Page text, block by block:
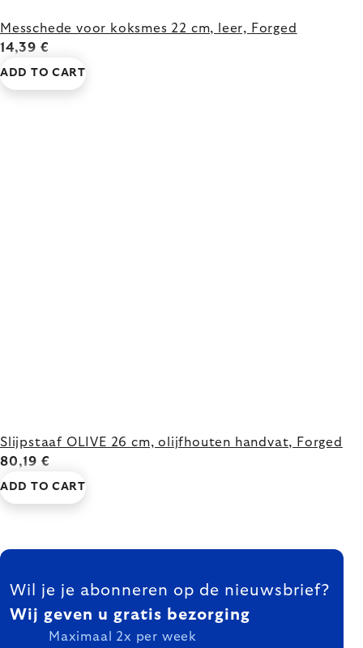
Messchede voor koksmes 22 cm, leer, Forged
14,39 €
ADD TO CART
Slijpstaaf OLIVE 26 cm, olijfhouten handvat, Forged
80,19 €
ADD TO CART
FOOTER
Wil je je abonneren op de nieuwsbrief?
Wij geven u gratis bezorging
Maximaal 2x per week